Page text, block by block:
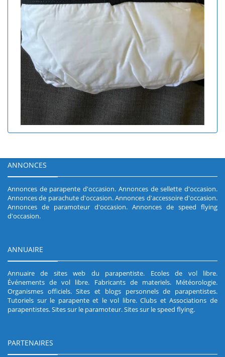
ANNONCES
Annonces de parapente d'occasion. Annonces de sellette d'occasion.
Annonces de parachute d'occasion.Annonces d'accessoire d'occasion.
Annonces de paramoteur d'occasion. Annonces de speed flying
d'occasion.
ANNUAIRE
Annuaire de sites web du parapentiste. Ecoles de vol libre.
Événements de vol libre. Fabricants de materiels. Météorologie.
Organismes officiels.Sites et blogs personnels de parapentistes.
Tutoriels sur le parapente et le vol libre.Clubs et Associations de
parapentistes.Sites sur le paramoteur.Sites sur le speed flying.
PARTENAIRES